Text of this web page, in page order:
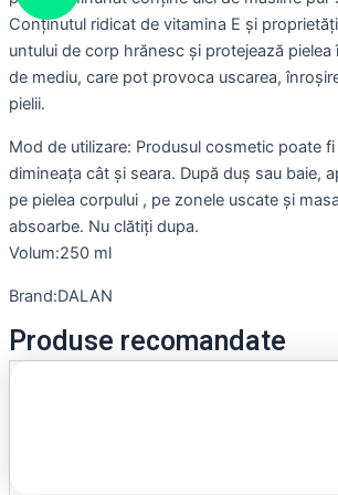
Conținutul ridicat de vitamina E și
untului de corp hrănesc și protejează
de mediu, care pot provoca uscarea,
pielii.
Mod de utilizare: Produsul cosmetic poate
dimineața cât și seara. După duș sau baie,
pe pielea corpului , pe zonele uscate și
absoarbe. Nu clătiți dupa.
Volum:250 ml
Brand:DALAN
Produse recomandate